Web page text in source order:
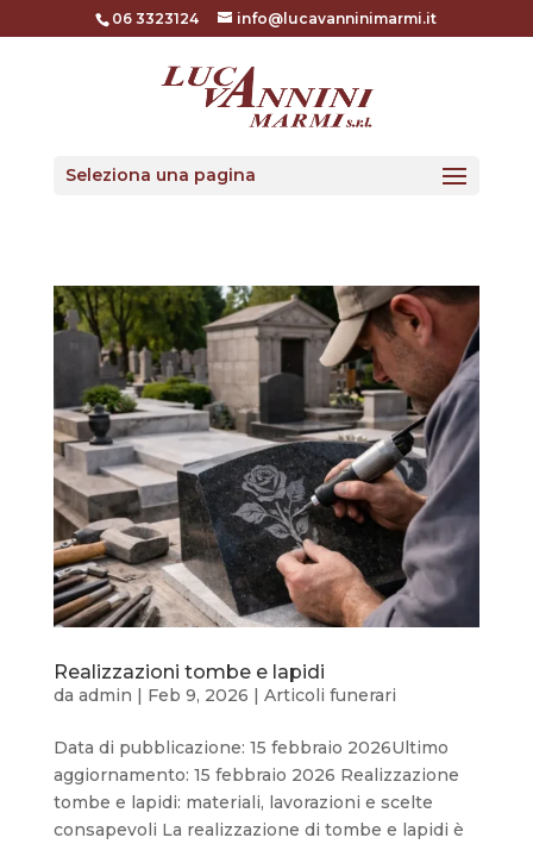
06 3323124 info@lucavanninimarmi.it
Seleziona una pagina
Realizzazioni tombe e lapidi
da admin | Feb 9, 2026 | Articoli funerari
Data di pubblicazione: 15 febbraio 2026Ultimo
aggiornamento: 15 febbraio 2026 Realizzazione
tombe e lapidi: materiali, lavorazioni e scelte
consapevoli La realizzazione di tombe e lapidi è